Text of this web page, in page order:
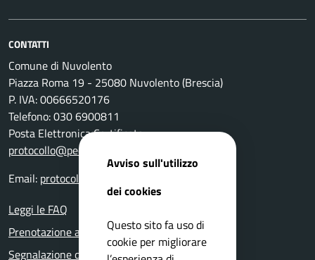
CONTATTI
Comune di Nuvolento
Piazza Roma 19 - 25080 Nuvolento (Brescia)
P. IVA: 00666520176
Telefono: 030 6900811
Posta Elettronica Certificata:
protocollo@pec.comune.nuvolento.bs.it
Email: protocollo@comune.nuvolento.bs.it
Leggi le FAQ
Prenotazione appuntamento
Segnalazione disservizio
Avviso sull'utilizzo
dei cookies
Questo sito fa uso di
cookie per migliorare